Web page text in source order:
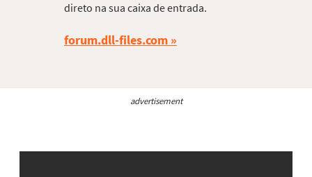
direto na sua caixa de entrada.
forum.dll-files.com
advertisement